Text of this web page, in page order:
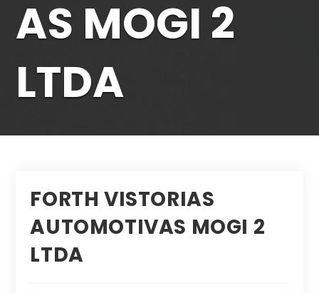
AS MOGI 2
LTDA
FORTH VISTORIAS
AUTOMOTIVAS MOGI 2
LTDA